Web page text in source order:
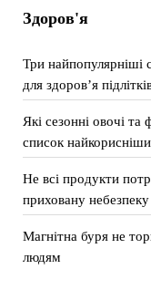
Здоров'я
Три найпопулярніші
для здоров’я
Які сезонні овочі
список
Не всі продукти
приховану небезпеку
Магнітна буря не
людям